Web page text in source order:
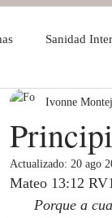
Sanidad
Profética
Ivonne
Actualizado: 20 ago
Mateo 13:12